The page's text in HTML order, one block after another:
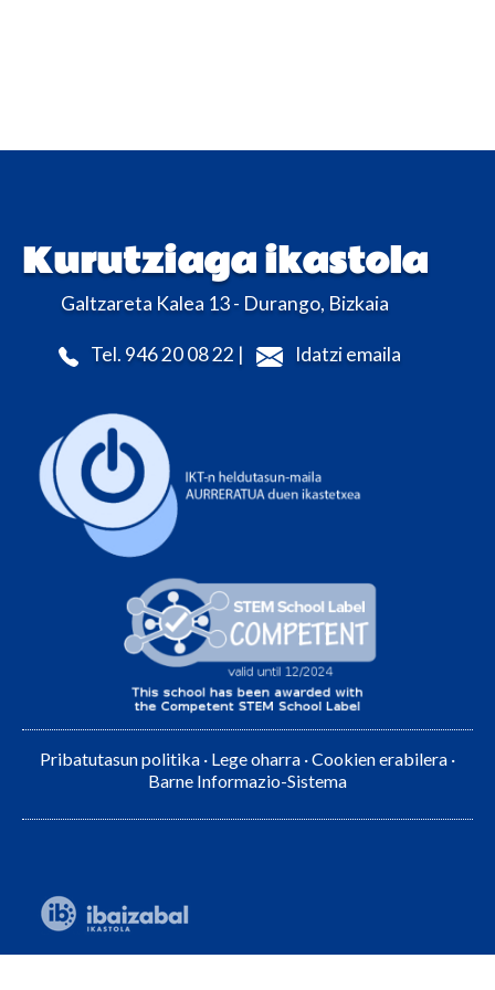
Kurutziaga ikastola
Galtzareta Kalea 13 - Durango, Bizkaia
Tel. 946 20 08 22 | Idatzi emaila
Pribatutasun politika · Lege oharra ·Cookien erabilera ·
Barne Informazio-Sistema